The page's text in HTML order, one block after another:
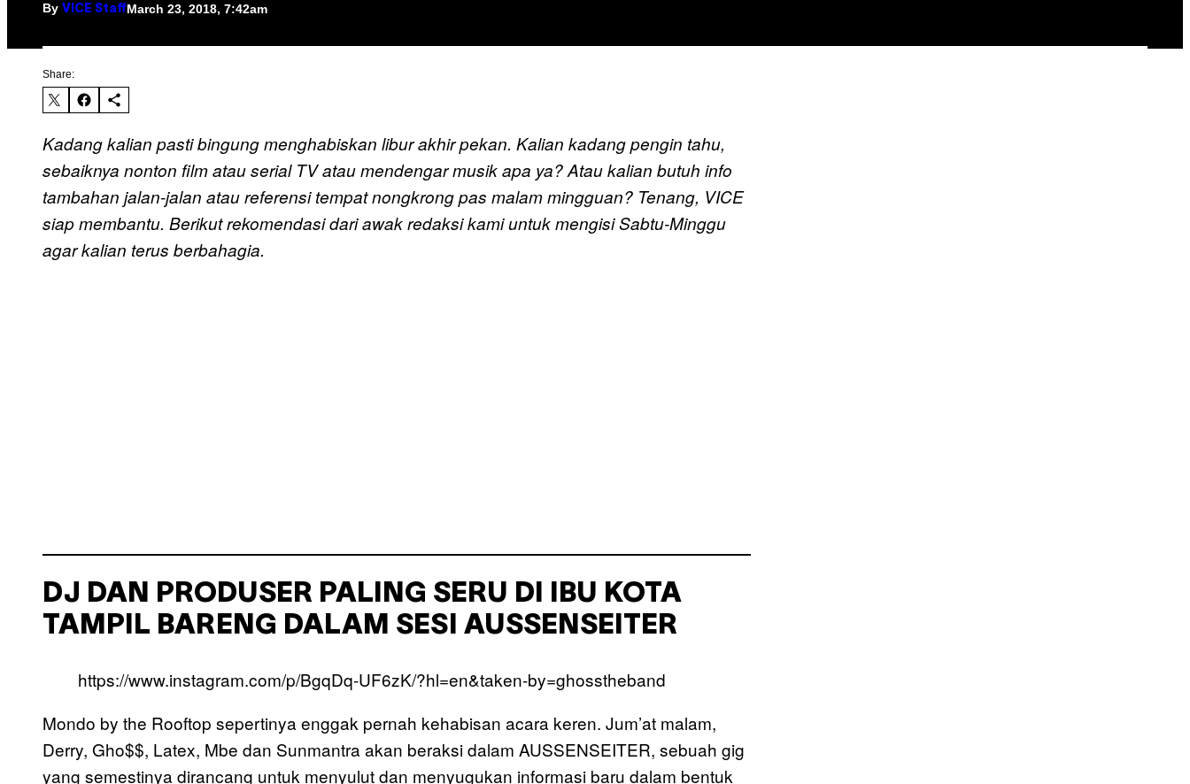
By VICE StaffMarch 23, 2018, 7:42am
Share:
Kadang kalian pasti bingung menghabiskan libur akhir pekan. Kalian kadang pengin tahu,
sebaiknya nonton film atau serial TV atau mendengar musik apa ya? Atau kalian butuh info
tambahan jalan-jalan atau referensi tempat nongkrong pas malam mingguan? Tenang, VICE
siap membantu. Berikut rekomendasi dari awak redaksi kami untuk mengisi Sabtu-Minggu
agar kalian terus berbahagia.
DJ DAN PRODUSER PALING SERU DI IBU KOTA
TAMPIL BARENG DALAM SESI AUSSENSEITER
https://www.instagram.com/p/BgqDq-UF6zK/?hl=en&taken-by=ghosstheband
Mondo by the Rooftop sepertinya enggak pernah kehabisan acara keren. Jum’at malam,
Derry, Gho$$, Latex, Mbe dan Sunmantra akan beraksi dalam AUSSENSEITER, sebuah gig
yang semestinya dirancang untuk menyulut dan menyugukan informasi baru dalam bentuk